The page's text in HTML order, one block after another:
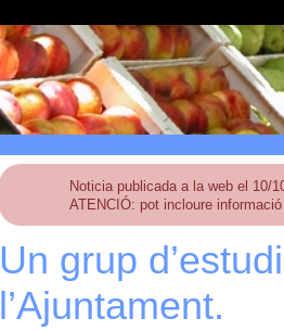
Noticia publicada a la web el 10/
ATENCIÓ: pot incloure
Un grup
l’Ajuntament.